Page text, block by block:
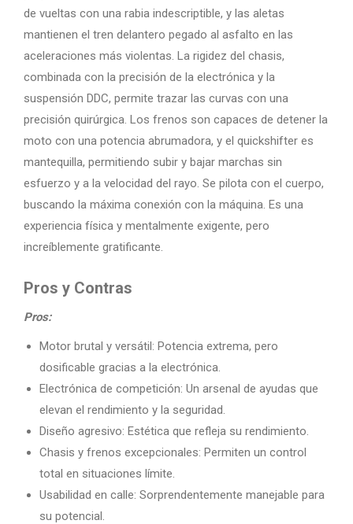
de vueltas con una rabia indescriptible, y las aletas
mantienen el tren delantero pegado al asfalto en las
aceleraciones más violentas. La rigidez del chasis,
combinada con la precisión de la electrónica y la
suspensión DDC, permite trazar las curvas con una
precisión quirúrgica. Los frenos son capaces de detener la
moto con una potencia abrumadora, y el quickshifter es
mantequilla, permitiendo subir y bajar marchas sin
esfuerzo y a la velocidad del rayo. Se pilota con el cuerpo,
buscando la máxima conexión con la máquina. Es una
experiencia física y mentalmente exigente, pero
increíblemente gratificante.
Pros y Contras
Pros:
Motor brutal y versátil: Potencia extrema, pero
dosificable gracias a la electrónica.
Electrónica de competición: Un arsenal de ayudas que
elevan el rendimiento y la seguridad.
Diseño agresivo: Estética que refleja su rendimiento.
Chasis y frenos excepcionales: Permiten un control
total en situaciones límite.
Usabilidad en calle: Sorprendentemente manejable para
su potencial.